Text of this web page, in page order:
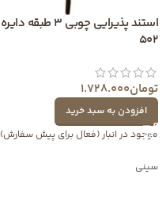
استند پذیرایی چوبی 3 طبقه دایره
502
تومان1.728.000
افزودن به سبد خرید
موجود در انبار (فعال برای پیش سفارش)
سینی